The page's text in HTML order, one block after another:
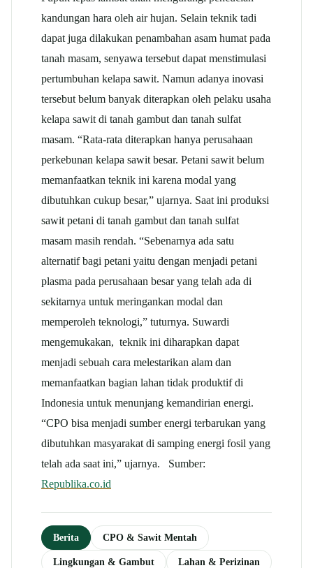
kandungan hara oleh air hujan. Selain teknik tadi
dapat juga dilakukan penambahan asam humat pada
tanah masam, senyawa tersebut dapat menstimulasi
pertumbuhan kelapa sawit. Namun adanya inovasi
tersebut belum banyak diterapkan oleh pelaku usaha
kelapa sawit di tanah gambut dan tanah sulfat
masam. “Rata-rata diterapkan hanya perusahaan
perkebunan kelapa sawit besar. Petani sawit belum
memanfaatkan teknik ini karena modal yang
dibutuhkan cukup besar,” ujarnya. Saat ini produksi
sawit petani di tanah gambut dan tanah sulfat
masam masih rendah. “Sebenarnya ada satu
alternatif bagi petani yaitu dengan menjadi petani
plasma pada perusahaan besar yang telah ada di
sekitarnya untuk meringankan modal dan
memperoleh teknologi,” tuturnya. Suwardi
mengemukakan, teknik ini diharapkan dapat
menjadi sebuah cara melestarikan alam dan
memanfaatkan bagian lahan tidak produktif di
Indonesia untuk menunjang kemandirian energi.
“CPO bisa menjadi sumber energi terbarukan yang
dibutuhkan masyarakat di samping energi fosil yang
telah ada saat ini,” ujarnya. Sumber:
Republika.co.id
Berita CPO & Sawit Mentah
Lingkungan & Gambut Lahan & Perizinan